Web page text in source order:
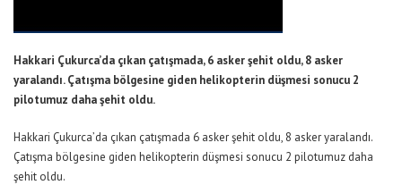
Hakkari Çukurca’da çıkan çatışmada, 6 asker şehit oldu, 8 asker
yaralandı. Çatışma bölgesine giden helikopterin düşmesi sonucu 2
pilotumuz daha şehit oldu.
Hakkari Çukurca’da çıkan çatışmada 6 asker şehit oldu, 8 asker yaralandı.
Çatışma bölgesine giden helikopterin düşmesi sonucu 2 pilotumuz daha
şehit oldu.